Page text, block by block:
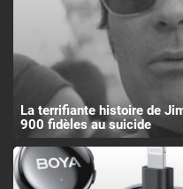
La terrifiante histoire de
900 fidèles au suicide